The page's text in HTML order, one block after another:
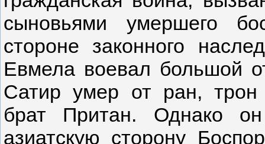
сыновьями умершего
стороне законного
Евмела воевал большой
Сатир умер от ран, трон
брат Притан. Однако
азиатскую сторону